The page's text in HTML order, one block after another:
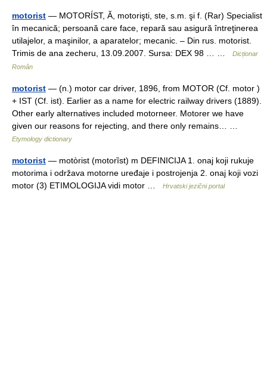
motorist — MOTORÍST, Ă, motorişti, ste, s.m. şi f. (Rar) Specialist
în mecanică; persoană care face, repară sau asigură întreţinerea
utilajelor, a maşinilor, a aparatelor; mecanic. – Din rus. motorist.
Trimis de ana zecheru, 13.09.2007. Sursa: DEX 98 … …
Dicționar
Român
motorist — (n.) motor car driver, 1896, from MOTOR (Cf. motor )
+ IST (Cf. ist). Earlier as a name for electric railway drivers (1889).
Other early alternatives included motorneer. Motorer we have
given our reasons for rejecting, and there only remains… …
Etymology dictionary
motorist — motòrist (motorȉst) m DEFINICIJA 1. onaj koji rukuje
motorima i održava motorne uređaje i postrojenja 2. onaj koji vozi
motor (3) ETIMOLOGIJA vidi motor …
Hrvatski jezični portal